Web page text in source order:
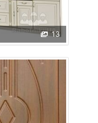
13